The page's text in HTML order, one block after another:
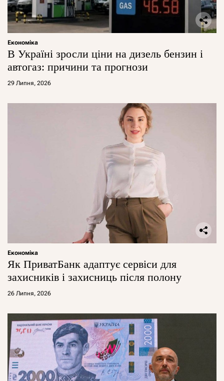
Економіка
В Україні зросли ціни на дизель бензин і
автогаз: причини та прогнози
29 Липня, 2026
Економіка
Як ПриватБанк адаптує сервіси для
захисників і захисниць після полону
26 Липня, 2026